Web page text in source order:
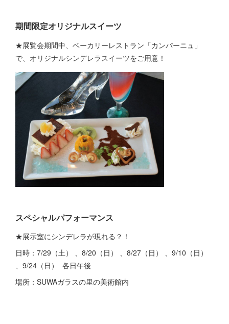
期間限定オリジナルスイーツ
★展覧会期間中、ベーカリーレストラン「カンパーニュ」
で、オリジナルシンデレラスイーツをご用意！
スペシャルパフォーマンス
★展示室にシンデレラが現れる？！
日時：7/29（土） 、8/20（日） 、8/27（日） 、9/10（日）
、9/24（日） 各日午後
場所：SUWAガラスの里の美術館内